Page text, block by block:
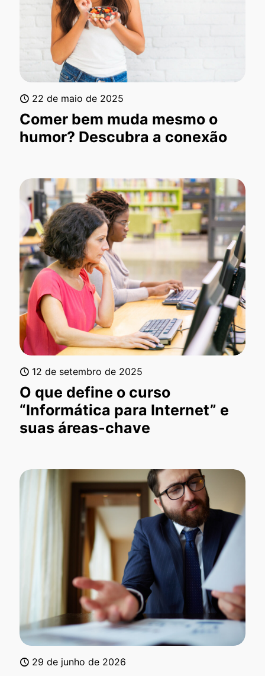
22 de maio de 2025
Comer bem muda mesmo o
humor? Descubra a conexão
12 de setembro de 2025
O que define o curso
“Informática para Internet” e
suas áreas-chave
29 de junho de 2026